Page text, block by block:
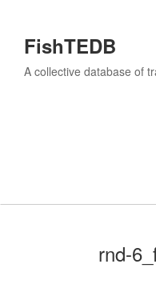
FishTEDB
A collective database of
rnd-